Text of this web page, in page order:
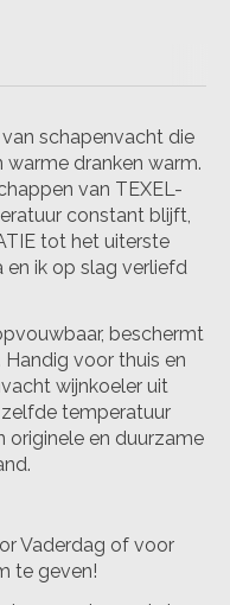
schapenvacht die
dranken warm.
van TEXEL-
constant blijft,
tot het uiterste
en ik op slag verliefd
beschermt
voor thuis en
wijnkoeler uit
temperatuur
originele en duurzame
Vaderdag of voor
te geven!